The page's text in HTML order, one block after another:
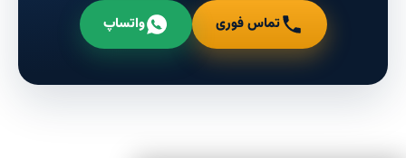
تماس فوری واتساپ